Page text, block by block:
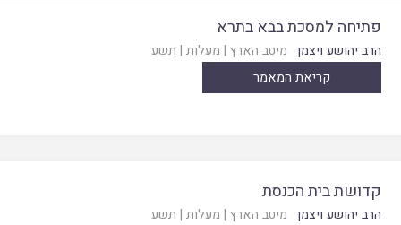
פתיחה למסכת בבא בתרא
הרב יהושע ויצמן מיטב הארץ | מעלות | תשע
קריאת המאמר
קדושת בית הכנסת
הרב יהושע ויצמן מיטב הארץ | מעלות | תשע